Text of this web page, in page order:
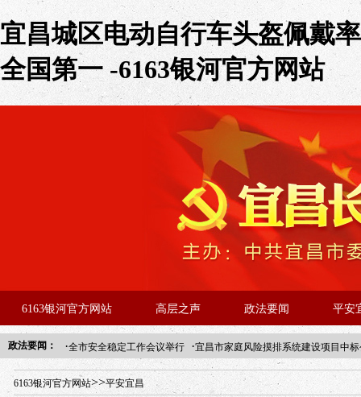
宜昌城区电动自行车头盔佩戴率
全国第一 -6163银河官方网站
6163银河官方网站 高层之声 政法要闻 平安
政法要闻： ·全市安全稳定工作会议举行 ·宜昌市家庭风险摸排系统建设项目中
年“招才兴业”事业单位人才引进·北京站人民大学入校工作提醒
6163银河官方网站>>平安宜昌